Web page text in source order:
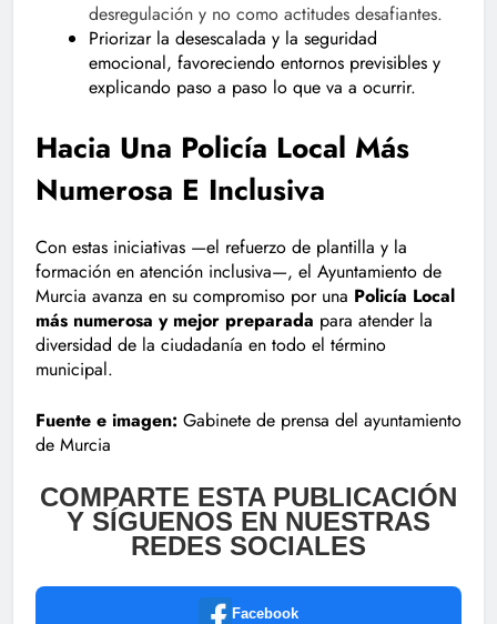
desregulación y no como actitudes desafiantes.
Priorizar la desescalada y la seguridad
emocional, favoreciendo entornos previsibles y
explicando paso a paso lo que va a ocurrir.
Hacia Una Policía Local Más
Numerosa E Inclusiva
Con estas iniciativas —el refuerzo de plantilla y la
formación en atención inclusiva—, el Ayuntamiento de
Murcia avanza en su compromiso por una Policía Local
más numerosa y mejor preparada para atender la
diversidad de la ciudadanía en todo el término
municipal.
Fuente e imagen: Gabinete de prensa del ayuntamiento
de Murcia
COMPARTE ESTA PUBLICACIÓN
Y SÍGUENOS EN NUESTRAS
REDES SOCIALES
Facebook